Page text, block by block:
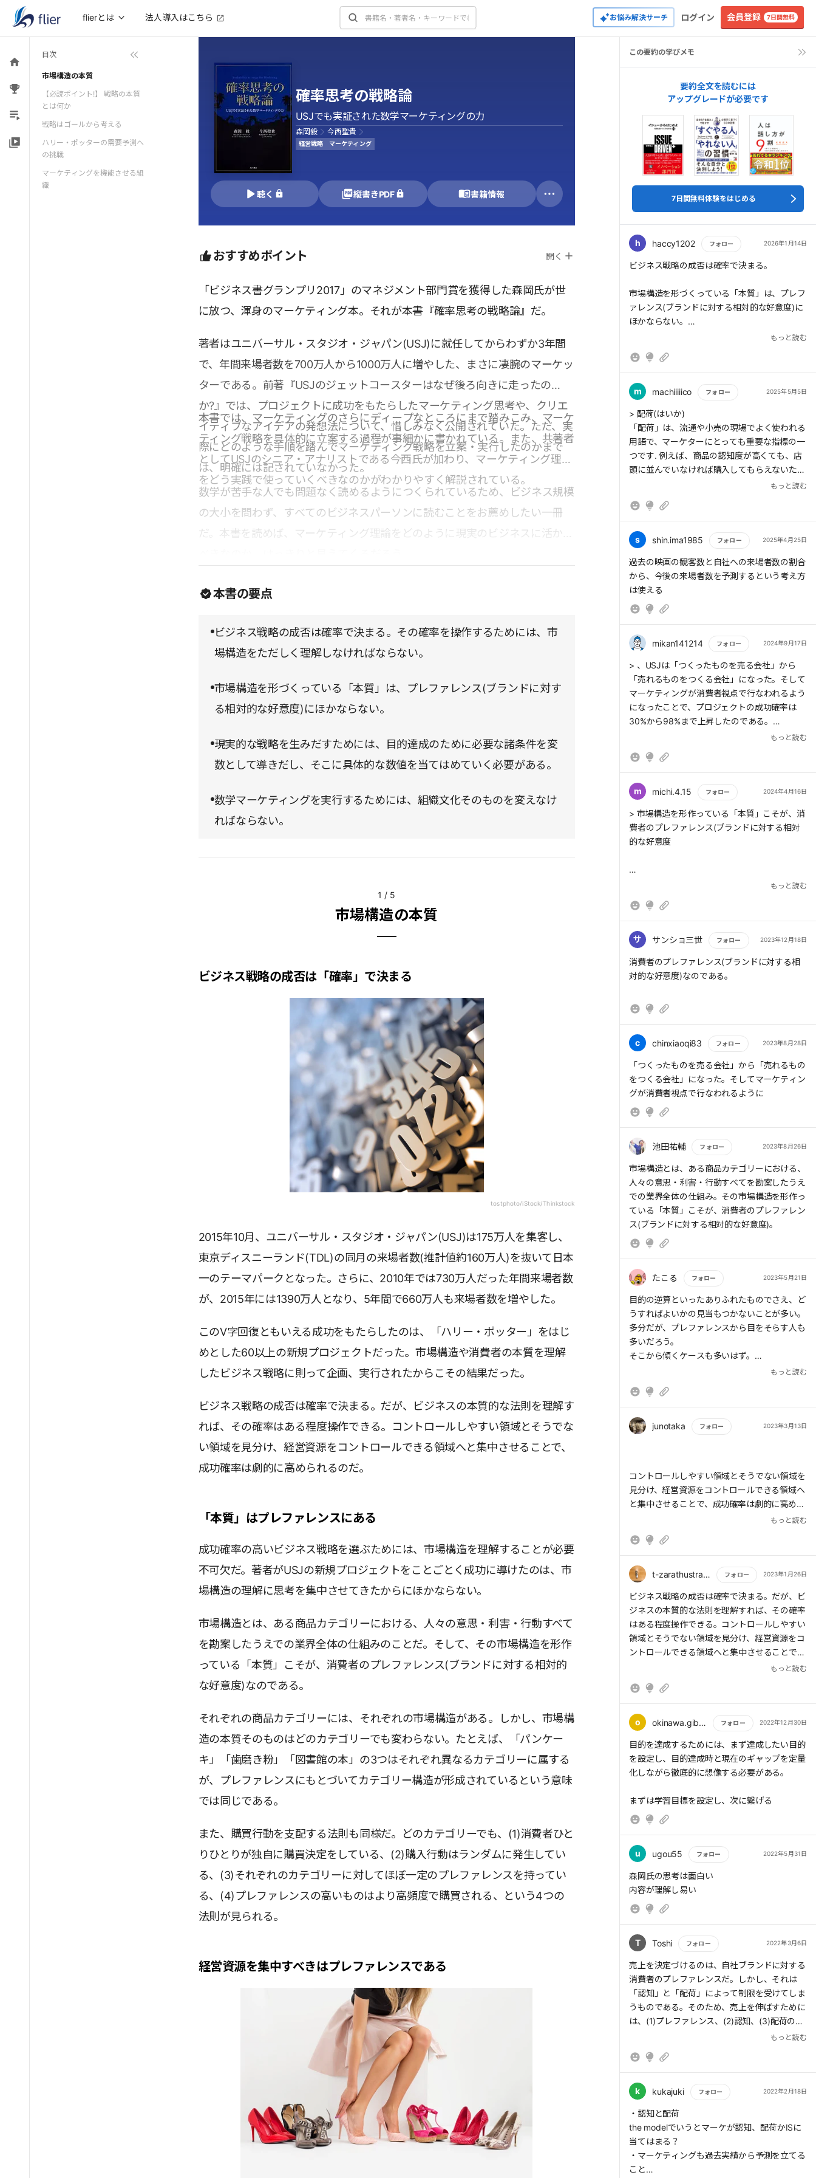
flierとは 法人導入はこちら お悩み解決サーチ ログイン 会員登録 7日間無料
目次
市場構造の本質
【必読ポイント!】 戦略の本質
とは何か
戦略はゴールから考える
ハリー・ポッターの需要予測へ
の挑戦
マーケティングを機能させる組
織
確率思考の戦略論
USJでも実証された数学マーケティングの力
森岡毅 今西聖貴
経営戦略 マーケティング
聴く 縦書きPDF 書籍情報
おすすめポイント 開く
「ビジネス書グランプリ2017」のマネジメント部門賞を獲得した森岡氏が世
に放つ、渾身のマーケティング本。それが本書『確率思考の戦略論』だ。
著者はユニバーサル・スタジオ・ジャパン(USJ)に就任してからわずか3年間
で、年間来場者数を700万人から1000万人に増やした、まさに凄腕のマーケッ
ターである。前著『USJのジェットコースターはなぜ後ろ向きに走ったの
か?』では、プロジェクトに成功をもたらしたマーケティング思考や、クリエ
イティブなアイデアの発想法について、惜しみなく公開されていた。ただ、実
際にどのような手順を踏んでマーケティング戦略を立案・実行したのかまで
は、明確には記されていなかった。
本書では、マーケティングのさらにディープなところにまで踏みこみ、マーケ
ティング戦略を具体的に立案する過程が事細かに書かれている。また、共著者
としてUSJのシニア・アナリストである今西氏が加わり、マーケティング理論
をどう実践で使っていくべきなのかがわかりやすく解説されている。
数学が苦手な人でも問題なく読めるようにつくられているため、ビジネス規模
の大小を問わず、すべてのビジネスパーソンに読むことをお薦めしたい一冊
だ。本書を読めば、マーケティング理論をどのように現実のビジネスに活かす
本書の要点
ビジネス戦略の成否は確率で決まる。その確率を操作するためには、市
場構造をただしく理解しなければならない。
市場構造を形づくっている「本質」は、プレファレンス(ブランドに対す
る相対的な好意度)にほかならない。
現実的な戦略を生みだすためには、目的達成のために必要な諸条件を変
数として導きだし、そこに具体的な数値を当てはめていく必要がある。
数学マーケティングを実行するためには、組織文化そのものを変えなけ
ればならない。
1 / 5
市場構造の本質
ビジネス戦略の成否は「確率」で決まる
tostphoto/iStock/Thinkstock
2015年10月、ユニバーサル・スタジオ・ジャパン(USJ)は175万人を集客し、
東京ディスニーランド(TDL)の同月の来場者数(推計値約160万人)を抜いて日本
一のテーマパークとなった。さらに、2010年では730万人だった年間来場者数
が、2015年には1390万人となり、5年間で660万人も来場者数を増やした。
このV字回復ともいえる成功をもたらしたのは、「ハリー・ポッター」をはじ
めとした60以上の新規プロジェクトだった。市場構造や消費者の本質を理解
したビジネス戦略に則って企画、実行されたからこその結果だった。
ビジネス戦略の成否は確率で決まる。だが、ビジネスの本質的な法則を理解す
れば、その確率はある程度操作できる。コントロールしやすい領域とそうでな
い領域を見分け、経営資源をコントロールできる領域へと集中させることで、
成功確率は劇的に高められるのだ。
「本質」はプレファレンスにある
成功確率の高いビジネス戦略を選ぶためには、市場構造を理解することが必要
不可欠だ。著者がUSJの新規プロジェクトをことごとく成功に導けたのは、市
場構造の理解に思考を集中させてきたからにほかならない。
市場構造とは、ある商品カテゴリーにおける、人々の意思・利害・行動すべて
を勘案したうえでの業界全体の仕組みのことだ。そして、その市場構造を形作
っている「本質」こそが、消費者のプレファレンス(ブランドに対する相対的
な好意度)なのである。
それぞれの商品カテゴリーには、それぞれの市場構造がある。しかし、市場構
造の本質そのものはどのカテゴリーでも変わらない。たとえば、「パンケー
キ」「歯磨き粉」「図書館の本」の3つはそれぞれ異なるカテゴリーに属する
が、プレファレンスにもとづいてカテゴリー構造が形成されているという意味
では同じである。
また、購買行動を支配する法則も同様だ。どのカテゴリーでも、(1)消費者ひと
りひとりが独自に購買決定をしている、(2)購入行動はランダムに発生してい
る、(3)それぞれのカテゴリーに対してほぼ一定のプレファレンスを持ってい
る、(4)プレファレンスの高いものはより高頻度で購買される、という4つの
法則が見られる。
経営資源を集中すべきはプレファレンスである
この要約の学びメモ
要約全文を読むには
アップグレードが必要です
7日間無料体験をはじめる
h haccy1202 フォロー 2026年1月14日
もっと読む
ビジネス戦略の成否は確率で決まる。
市場構造を形づくっている「本質」は、プレフ
ァレンス(ブランドに対する相対的な好意度)に
ほかならない。
のために必要な諸条件を変数として導きだし、
もっと読む
m machiiiiico フォロー 2025年5月5日
もっと読む
> 配荷(はいか)
「配荷」は、流通や小売の現場でよく使われる
用語で、マーケターにとっても重要な指標の一
つです. 例えば、商品の認知度が高くても、店
頭に並んでいなければ購入してもらえないた
め、配荷率を高めることは売上を伸ばすために
もっと読む
s shin.ima1985 フォロー 2025年4月25日
もっと読む
過去の映画の観客数と自社への来場者数の割合
から、今後の来場者数を予測するという考え方
は使える
mikan141214 フォロー 2024年9月17日
もっと読む
> 、USJは「つくったものを売る会社」から
「売れるものをつくる会社」になった。そして
マーケティングが消費者視点で行なわれるよう
になったことで、プロジェクトの成功確率は
30%から98%まで上昇したのである。
る消費者のプレファレンスだ。しかし、それは
うものである。そのため、売上を伸ばすために
は、(1)プレファレンス、(2)認知、(3)配荷の3
つを高めなければならない。
もっと読む
m michi.4.15 フォロー 2024年4月16日
もっと読む
> 市場構造を形作っている「本質」こそが、消
費者のプレファレンス(ブランドに対する相対
的な好意度
から「世界最高のエンターテイメントを集めた
もっと読む
サ サンショ三世 フォロー 2023年12月18日
もっと読む
消費者のプレファレンス(ブランドに対する相
対的な好意度)なのである。
c chinxiaoqi83 フォロー 2023年8月28日
もっと読む
「つくったものを売る会社」から「売れるもの
をつくる会社」になった。そしてマーケティン
グが消費者視点で行なわれるように
池田祐輔 フォロー 2023年8月26日
もっと読む
市場構造とは、ある商品カテゴリーにおける、
人々の意思・利害・行動すべてを勘案したうえ
での業界全体の仕組み。その市場構造を形作っ
ている「本質」こそが、消費者のプレファレン
ス(ブランドに対する相対的な好意度)。
たこる フォロー 2023年5月21日
もっと読む
目的の逆算といったありふれたものでさえ、ど
うすればよいかの見当もつかないことが多い。
多分だが、プレファレンスから目をそらす人も
多いだろう。
そこから傾くケースも多いはず。
けでよい。
もっと読む
junotaka フォロー 2023年3月13日
コントロールしやすい領域とそうでない領域を
見分け、経営資源をコントロールできる領域へ
と集中させることで、成功確率は劇的に高めら
○印象深いポイント
・重要なのは相対的な好意度それは市場全体で
・マーケティングはシステムとして取り組まな
いといけない
○ひとこと
マーケティングは市場へ以下に介入するかであ
るが、その為にはマーケティングによるマーケ
ティングの為の意思決定が必要なのだろう。マ
もっと読む
t-zarathustra-y フォロー 2023年1月26日
もっと読む
ビジネス戦略の成否は確率で決まる。だが、ビ
ジネスの本質的な法則を理解すれば、その確率
はある程度操作できる。コントロールしやすい
領域とそうでない領域を見分け、経営資源をコ
ントロールできる領域へと集中させることで、
売上を伸ばすためには、(1)プレファレンス、
い。
経営者は、会社の重要な意思決定をマーケター
に委ねる覚悟を持たなければならない。
もっと読む
o okinawa.gibson39 フォロー 2022年12月30日
もっと読む
目的を達成するためには、まず達成したい目的
を設定し、目的達成時と現在のギャップを定量
化しながら徹底的に想像する必要がある。
まずは学習目標を設定し、次に繋げる
u ugou55 フォロー 2022年5月31日
もっと読む
森岡氏の思考は面白い
内容が理解し易い
T Toshi フォロー 2022年3月6日
もっと読む
売上を決定づけるのは、自社ブランドに対する
消費者のプレファレンスだ。しかし、それは
「認知」と「配荷」によって制限を受けてしま
うものである。そのため、売上を伸ばすために
は、(1)プレファレンス、(2)認知、(3)配荷の3
目的達成のために打つべき施策の効果を、本書
ることを示している。日本において希少な数学
ってくるだろう。
マーケティング・ドリブンな組織実現のため、
組織を縦割りから「マーケティング本部」が横
ぐしを入れて統括する仕組みは非常に重要だと
もっと読む
k kukajuki フォロー 2022年2月18日
もっと読む
・認知と配荷
the modelでいうとマーケが認知、配荷かISに
当てはまる？
・マーケティングも過去実績から予測を立てる
こと